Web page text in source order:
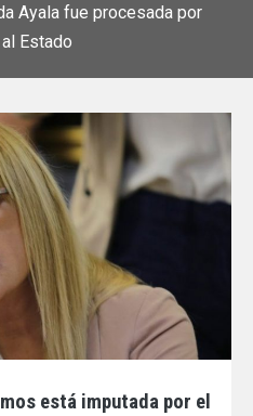
Ayala fue procesada por
Estado
está imputada por el